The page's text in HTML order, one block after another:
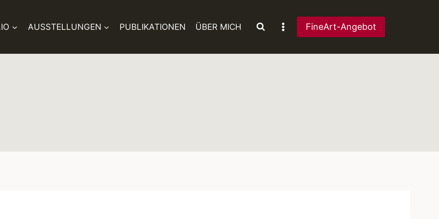
AUSSTELLUNGEN PUBLIKATIONEN ÜBER MICH FineArt-Angebot